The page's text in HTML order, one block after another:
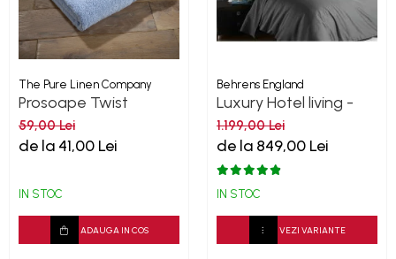
The Pure Linen Company
Prosoape Twist
BlueBell 500GSM
59,00 Lei
de la 41,00 Lei
IN STOC
ADAUGA IN COS
Behrens England
Luxury Hotel living -
Platinum 1000TC
1.199,00 Lei
de la 849,00 Lei
IN STOC
VEZI VARIANTE